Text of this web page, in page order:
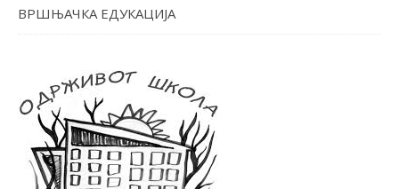
ВРШЊАЧКА ЕДУКАЦИЈА